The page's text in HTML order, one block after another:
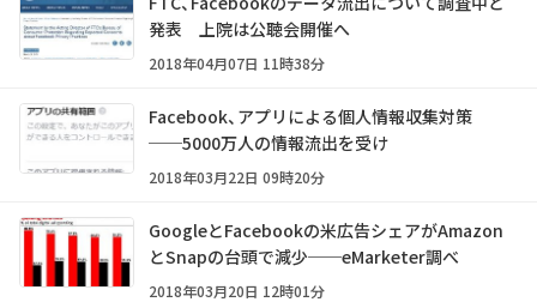
発表 上院は公聴会開催へ
2018年04月07日 11時38分
Facebook、アプリによる個人情報収集対策
──5000万人の情報流出を受け
2018年03月22日 09時20分
GoogleとFacebookの米広告シェアがAmazon
とSnapの台頭で減少──eMarketer調べ
2018年03月20日 12時01分